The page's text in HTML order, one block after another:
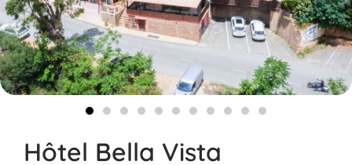
Hôtel Bella Vista